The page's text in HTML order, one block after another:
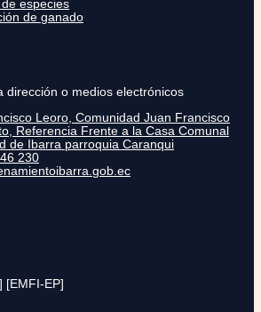
especies
de ganado
dirección o medios electrónicos
Leoro, Comunidad Juan Francisco
Referencia Frente a la Casa Comunal
de Ibarra parroquia Caranqui
230
[EMFI-EP]